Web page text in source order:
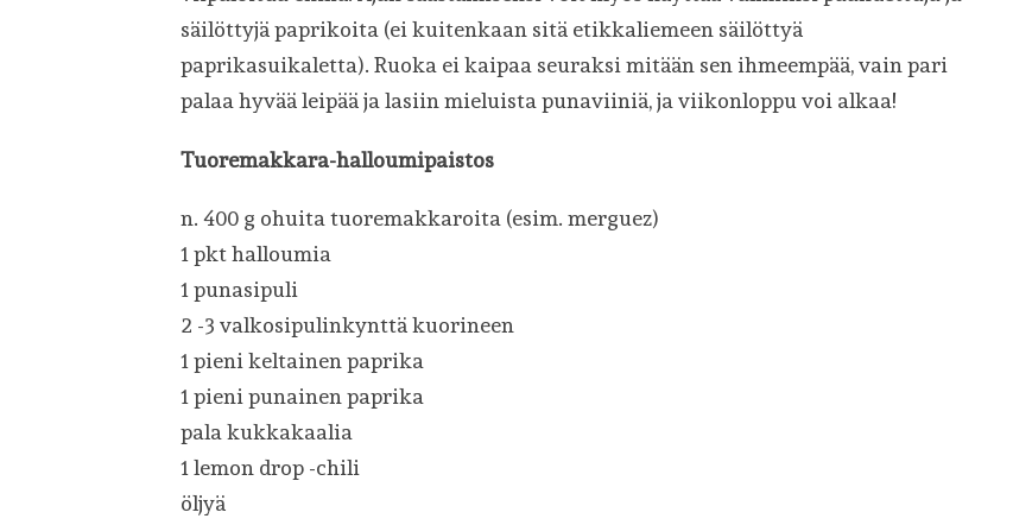
säilöttyjä paprikoita (ei kuitenkaan sitä etikkaliemeen säilöttyä
paprikasuikaletta). Ruoka ei kaipaa seuraksi mitään sen ihmeempää, vain pari
palaa hyvää leipää ja lasiin mieluista punaviiniä, ja viikonloppu voi alkaa!
Tuoremakkara-halloumipaistos
n. 400 g ohuita tuoremakkaroita (esim. merguez)
1 pkt halloumia
1 punasipuli
2 -3 valkosipulinkynttä kuorineen
1 pieni keltainen paprika
1 pieni punainen paprika
pala kukkakaalia
1 lemon drop -chili
öljyä